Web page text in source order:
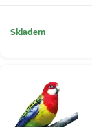
Skladem